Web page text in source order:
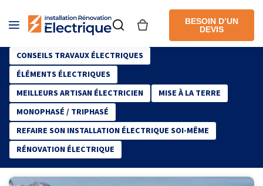
BESOIN D’UN
DEVIS
Conseils en Électricité
CONSEILS TRAVAUX ÉLECTRIQUES
ÉLÉMENTS ÉLECTRIQUES
MEILLEURS ARTISAN ÉLECTRICIEN
MISE À LA TERRE
MONOPHASÉ / TRIPHASÉ
REFAIRE SON INSTALLATION ÉLECTRIQUE SOI-MÊME
RÉNOVATION ÉLECTRIQUE